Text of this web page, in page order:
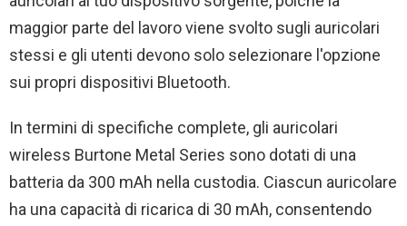
maggior parte del lavoro viene svolto sugli auricolari
stessi e gli utenti devono solo selezionare l'opzione
sui propri dispositivi Bluetooth.
In termini di specifiche complete, gli auricolari
wireless Burtone Metal Series sono dotati di una
batteria da 300 mAh nella custodia. Ciascun auricolare
ha una capacità di ricarica di 30 mAh, consentendo